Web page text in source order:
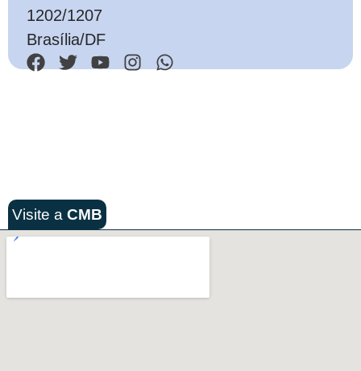
1202/1207
Brasília/DF
Visite a CMB